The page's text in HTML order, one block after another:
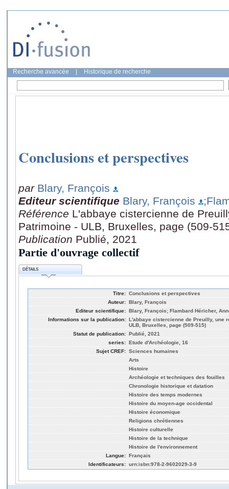
Recherche avancée Historique de recherche
Conclusions et perspectives
par Blary, François
Editeur scientifique Blary, François
Référence L'abbaye cistercienne de
Patrimoine - ULB, Bruxelles, page (509-
Publication Publié, 2021
Partie d'ouvrage collectif
DÉTAILS
Titre: Conclusions et perspectives
Auteur: Blary, François
Editeur scientifique: Blary, François; Flambard Héricher,
Informations sur la publication: L'abbaye cistercienne de Preuilly, une
ULB, Bruxelles, page (509-515)
Statut de publication: Publié, 2021
series: Etude d'Archéologie, 16
Sujet CREF: Sciences humaines
Arts
Histoire
Archéologie et techniques des fouilles
Chronologie historique et datation
Histoire des temps modernes
Histoire du moyen-age occidental
Histoire économique
Religions chrétiennes
Histoire culturelle
Histoire de la technique
Histoire de l'environnement
Langue: Français
Identificateurs: urn:isbn:978-2-9602029-3-9